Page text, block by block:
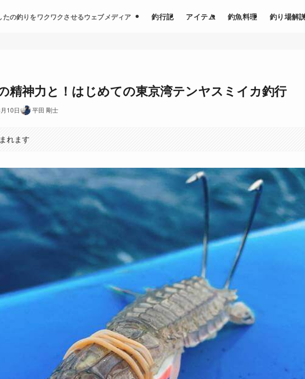
たの釣りをワクワクさせるウェブメディア 釣行記 アイテム 釣魚料理 釣り場解
精神力と！はじめての東京湾テンヤスミイカ釣行
10日 平田 剛士
れます